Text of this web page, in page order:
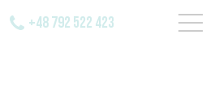
+48 792 522 423